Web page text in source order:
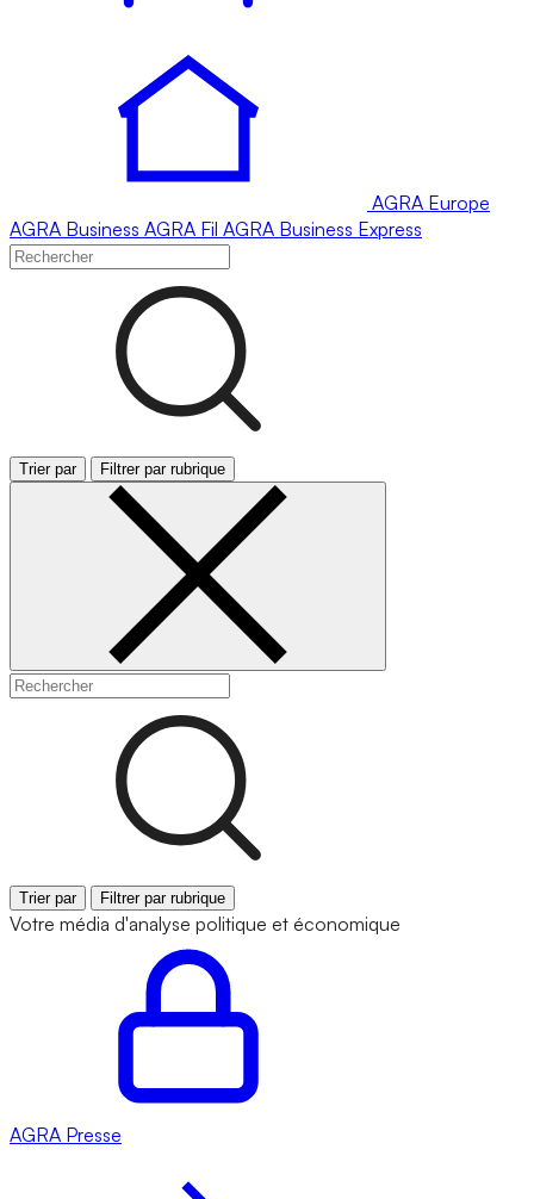
AGRA Europe
AGRA Business AGRA Fil AGRA Business Express
Trier par Filtrer par rubrique
Trier par Filtrer par rubrique
Votre média d'analyse politique et économique
AGRA Presse